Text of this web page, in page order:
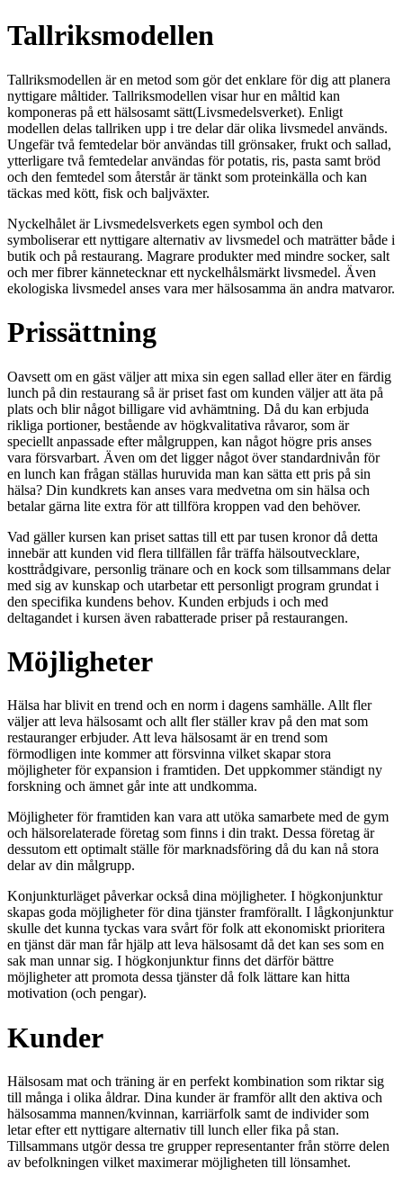
Tallriksmodellen
Tallriksmodellen är en metod som gör det enklare för dig att planera
nyttigare måltider. Tallriksmodellen visar hur en måltid kan
komponeras på ett hälsosamt sätt(Livsmedelsverket). Enligt
modellen delas tallriken upp i tre delar där olika livsmedel används.
Ungefär två femtedelar bör användas till grönsaker, frukt och sallad,
ytterligare två femtedelar användas för potatis, ris, pasta samt bröd
och den femtedel som återstår är tänkt som proteinkälla och kan
täckas med kött, fisk och baljväxter.
Nyckelhålet är Livsmedelsverkets egen symbol och den
symboliserar ett nyttigare alternativ av livsmedel och maträtter både i
butik och på restaurang. Magrare produkter med mindre socker, salt
och mer fibrer kännetecknar ett nyckelhålsmärkt livsmedel. Även
ekologiska livsmedel anses vara mer hälsosamma än andra matvaror.
Prissättning
Oavsett om en gäst väljer att mixa sin egen sallad eller äter en färdig
lunch på din restaurang så är priset fast om kunden väljer att äta på
plats och blir något billigare vid avhämtning. Då du kan erbjuda
rikliga portioner, bestående av högkvalitativa råvaror, som är
speciellt anpassade efter målgruppen, kan något högre pris anses
vara försvarbart. Även om det ligger något över standardnivån för
en lunch kan frågan ställas huruvida man kan sätta ett pris på sin
hälsa? Din kundkrets kan anses vara medvetna om sin hälsa och
betalar gärna lite extra för att tillföra kroppen vad den behöver.
Vad gäller kursen kan priset sattas till ett par tusen kronor då detta
innebär att kunden vid flera tillfällen får träffa hälsoutvecklare,
kosttrådgivare, personlig tränare och en kock som tillsammans delar
med sig av kunskap och utarbetar ett personligt program grundat i
den specifika kundens behov. Kunden erbjuds i och med
deltagandet i kursen även rabatterade priser på restaurangen.
Möjligheter
Hälsa har blivit en trend och en norm i dagens samhälle. Allt fler
väljer att leva hälsosamt och allt fler ställer krav på den mat som
restauranger erbjuder. Att leva hälsosamt är en trend som
förmodligen inte kommer att försvinna vilket skapar stora
möjligheter för expansion i framtiden. Det uppkommer ständigt ny
forskning och ämnet går inte att undkomma.
Möjligheter för framtiden kan vara att utöka samarbete med de gym
och hälsorelaterade företag som finns i din trakt. Dessa företag är
dessutom ett optimalt ställe för marknadsföring då du kan nå stora
delar av din målgrupp.
Konjunkturläget påverkar också dina möjligheter. I högkonjunktur
skapas goda möjligheter för dina tjänster framförallt. I lågkonjunktur
skulle det kunna tyckas vara svårt för folk att ekonomiskt prioritera
en tjänst där man får hjälp att leva hälsosamt då det kan ses som en
sak man unnar sig. I högkonjunktur finns det därför bättre
möjligheter att promota dessa tjänster då folk lättare kan hitta
motivation (och pengar).
Kunder
Hälsosam mat och träning är en perfekt kombination som riktar sig
till många i olika åldrar. Dina kunder är framför allt den aktiva och
hälsosamma mannen/kvinnan, karriärfolk samt de individer som
letar efter ett nyttigare alternativ till lunch eller fika på stan.
Tillsammans utgör dessa tre grupper representanter från större delen
av befolkningen vilket maximerar möjligheten till lönsamhet.